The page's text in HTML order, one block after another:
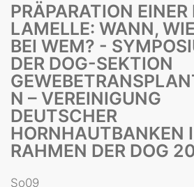
PRÄPARATION
LAMELLE: WANN,
BEI WEM? -
DER DOG-SEKTION
N – VEREINIGUNG
DEUTSCHER
HORNHAUTBANKEN
RAHMEN DER DOG
So09